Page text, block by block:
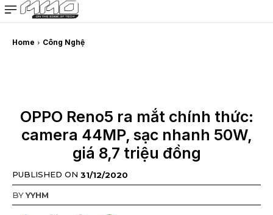
MMOSITE - Thông tin công nghệ
Bài viết nổi bật
Home Công Nghệ
OPPO Reno5 ra mắt chính thức:
camera 44MP, sạc nhanh 50W,
giá 8,7 triệu đồng
PUBLISHED ON 31/12/2020
BYYYHM